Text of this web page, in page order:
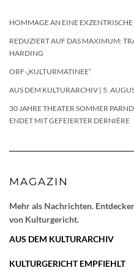
HOMMAGE AN EINE
REDUZIERT AUF DAS MAXIMUM:
HARDING
ORF-„KULTURMATINEE“
AUS DEM KULTURARCHIV | 5.
30 JAHRE THEATER SOMMER
ENDET MIT GEFEIERTER DERNIÈRE
MAGAZIN
Mehr als Nachrichten.
von Kulturgericht.
AUS DEM KULTURARCHIV
KULTURGERICHT EMPFIEHLT